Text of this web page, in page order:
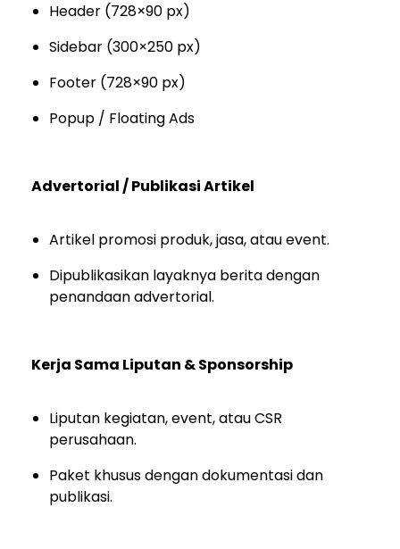
Header (728×90 px)
Sidebar (300×250 px)
Footer (728×90 px)
Popup / Floating Ads
Advertorial / Publikasi Artikel
Artikel promosi produk, jasa, atau event.
Dipublikasikan layaknya berita dengan
penandaan advertorial.
Kerja Sama Liputan & Sponsorship
Liputan kegiatan, event, atau CSR
perusahaan.
Paket khusus dengan dokumentasi dan
publikasi.